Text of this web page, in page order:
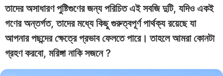
তাদের অসাধারণ পুষ্টিগুণের জন্য পরিচিত এই সবজি দুটি, যদিও একই
গণের অন্তর্গত, তাদের মধ্যে কিছু গুরুত্বপূর্ণ পার্থক্য রয়েছে যা
আপনার পছন্দের ক্ষেত্রে প্রভাব ফেলতে পারে। তাহলে আমরা কোনটা
গ্রহণ করবো, মরিঙ্গা নাকি সজনে ?